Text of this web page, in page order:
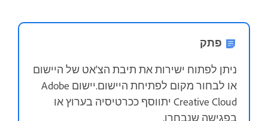
פתק
ניתן לפתוח ישירות את תיבת הצ'אט של היישום
או לבחור מקום לפתיחת היישום.יישום Adobe
Creative Cloud יתווסף ככרטיסיה בערוץ או
בפגישה שנבחרו.